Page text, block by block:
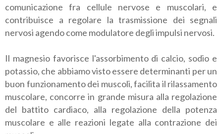
comunicazione fra cellule nervose e muscolari, e
contribuisce a regolare la trasmissione dei segnali
nervosi agendo come modulatore degli impulsi nervosi.
Il magnesio favorisce l'assorbimento di calcio, sodio e
potassio, che abbiamo visto essere determinanti per un
buon funzionamento dei muscoli, facilita il rilassamento
muscolare, concorre in grande misura alla regolazione
del battito cardiaco, alla regolazione della potenza
muscolare e alle reazioni legate alla contrazione dei